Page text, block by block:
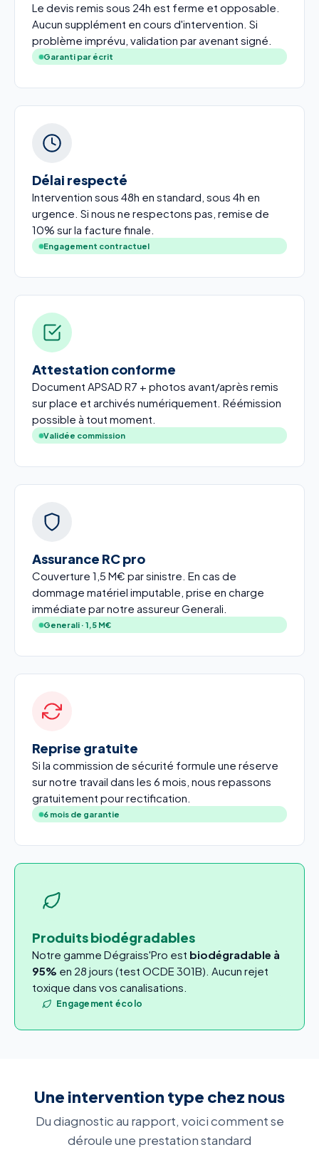
Le devis remis sous 24h est ferme et opposable.
Aucun supplément en cours d'intervention. Si
problème imprévu, validation par avenant signé.
Garanti par écrit
Délai respecté
Intervention sous 48h en standard, sous 4h en
urgence. Si nous ne respectons pas, remise de
10% sur la facture finale.
Engagement contractuel
Attestation conforme
Document APSAD R7 + photos avant/après remis
sur place et archivés numériquement. Réémission
possible à tout moment.
Validée commission
Assurance RC pro
Couverture 1,5 M€ par sinistre. En cas de
dommage matériel imputable, prise en charge
immédiate par notre assureur Generali.
Generali · 1,5 M€
Reprise gratuite
Si la commission de sécurité formule une réserve
sur notre travail dans les 6 mois, nous repassons
gratuitement pour rectification.
6 mois de garantie
Produits biodégradables
Notre gamme Dégraiss'Pro est biodégradable à
95% en 28 jours (test OCDE 301B). Aucun rejet
toxique dans vos canalisations.
Engagement écolo
Une intervention type chez nous
Du diagnostic au rapport, voici comment se
déroule une prestation standard